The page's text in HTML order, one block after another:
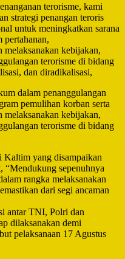
terorisme, kami
strategi penangan teroris
untuk meningkatkan sarana
pertahanan,
kebijakan,
terorisme di bidang
dan diradikalisasi,
dalam penanggulangan
pemulihan korban serta
kebijakan,
terorisme di bidang
Kaltim yang disampaikan
“Mendukung sepenuhnya
rangka melaksanakan
dari segi ancaman
antar TNI, Polri dan
dilaksanakan demi
pelaksanaan 17 Agustus